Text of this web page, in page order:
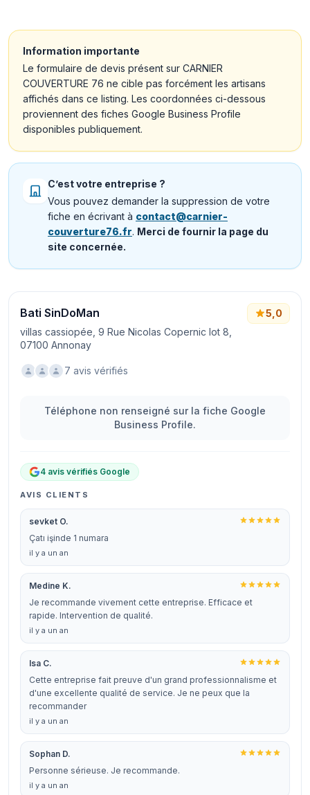
Information importante
Le formulaire de devis présent sur CARNIER
COUVERTURE 76 ne cible pas forcément les artisans
affichés dans ce listing. Les coordonnées ci-dessous
proviennent des fiches Google Business Profile
disponibles publiquement.
C’est votre entreprise ?
Vous pouvez demander la suppression de votre
fiche en écrivant à contact@carnier-
couverture76.fr. Merci de fournir la page du
site concernée.
Bati SinDoMan
villas cassiopée, 9 Rue Nicolas Copernic lot 8,
07100 Annonay
5,0
7 avis vérifiés
Téléphone non renseigné sur la fiche Google
Business Profile.
4 avis vérifiés Google
AVIS CLIENTS
sevket O.
Çatı işinde 1 numara
il y a un an
Medine K.
Je recommande vivement cette entreprise. Efficace et
rapide. Intervention de qualité.
il y a un an
Isa C.
Cette entreprise fait preuve d'un grand professionnalisme et
d'une excellente qualité de service. Je ne peux que la
recommander
il y a un an
Sophan D.
Personne sérieuse. Je recommande.
il y a un an